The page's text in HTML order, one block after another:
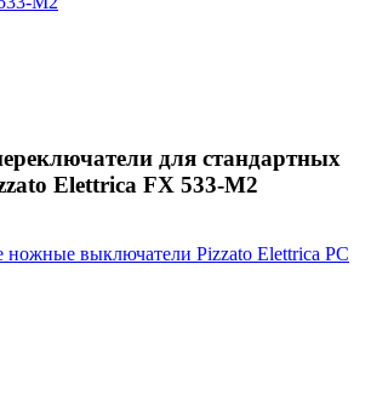
для стандартных
Elettrica FX 533-M2